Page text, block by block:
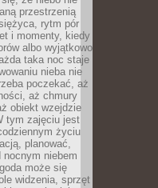
przestrzenią
rytm pór
i momenty, kiedy
albo wyjątkowo
taka noc staje
nieba nie
poczekać, aż
aż chmury
obiekt wzejdzie
tym zajęciu jest
życiu
planować,
niebem
może się
widzenia, sprzęt